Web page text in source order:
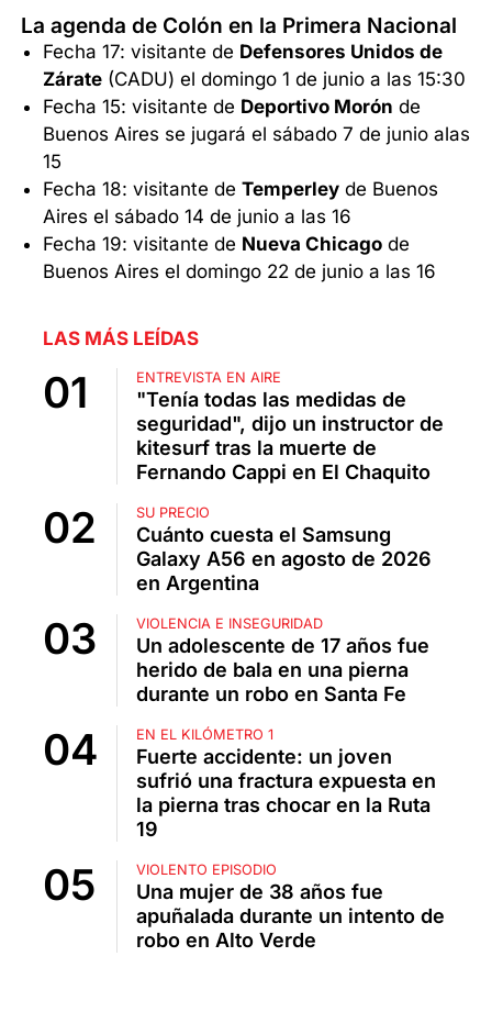
La agenda de Colón en la Primera Nacional
Fecha 17: visitante de Defensores Unidos de
Zárate (CADU) el domingo 1 de junio a las 15:30
Fecha 15: visitante de Deportivo Morón de
Buenos Aires se jugará el sábado 7 de junio alas
15
Fecha 18: visitante deTemperley de Buenos
Aires el sábado 14 de junio a las 16
Fecha 19: visitante de Nueva Chicago de
Buenos Aires el domingo 22 de junio a las 16
LAS MÁS LEÍDAS
ENTREVISTA EN AIRE
"Tenía todas las medidas de
seguridad", dijo un instructor de
kitesurf tras la muerte de
Fernando Cappi en El Chaquito
SU PRECIO
Cuánto cuesta el Samsung
Galaxy A56 en agosto de 2026
en Argentina
VIOLENCIA E INSEGURIDAD
Un adolescente de 17 años fue
herido de bala en una pierna
durante un robo en Santa Fe
EN EL KILÓMETRO 1
Fuerte accidente: un joven
sufrió una fractura expuesta en
la pierna tras chocar en la Ruta
19
VIOLENTO EPISODIO
Una mujer de 38 años fue
apuñalada durante un intento de
robo en Alto Verde